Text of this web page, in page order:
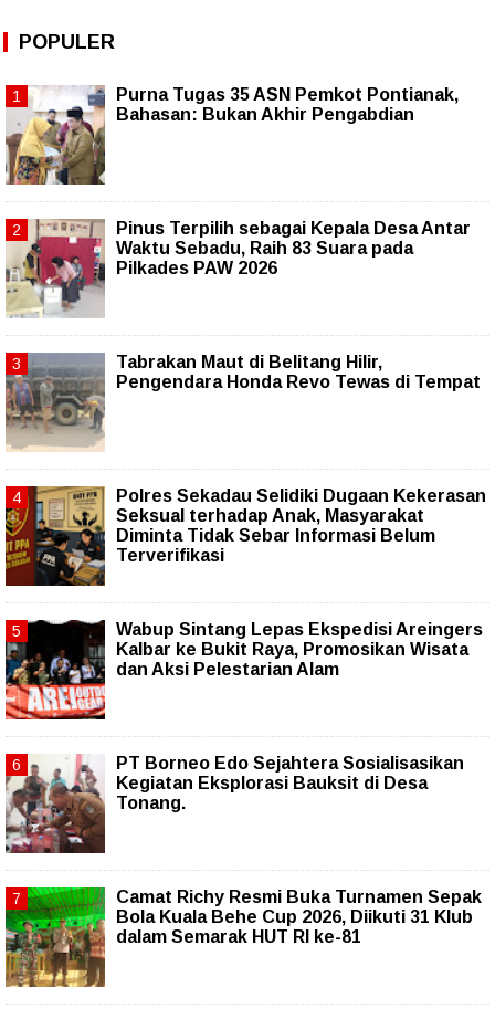
POPULER
Purna Tugas 35 ASN Pemkot Pontianak,
Bahasan: Bukan Akhir Pengabdian
Pinus Terpilih sebagai Kepala Desa Antar
Waktu Sebadu, Raih 83 Suara pada
Pilkades PAW 2026
Tabrakan Maut di Belitang Hilir,
Pengendara Honda Revo Tewas di Tempat
Polres Sekadau Selidiki Dugaan Kekerasan
Seksual terhadap Anak, Masyarakat
Diminta Tidak Sebar Informasi Belum
Terverifikasi
Wabup Sintang Lepas Ekspedisi Areingers
Kalbar ke Bukit Raya, Promosikan Wisata
dan Aksi Pelestarian Alam
PT Borneo Edo Sejahtera Sosialisasikan
Kegiatan Eksplorasi Bauksit di Desa
Tonang.
Camat Richy Resmi Buka Turnamen Sepak
Bola Kuala Behe Cup 2026, Diikuti 31 Klub
dalam Semarak HUT RI ke-81